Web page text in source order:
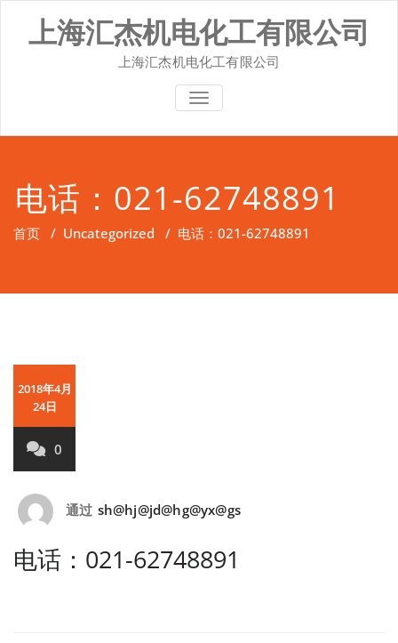
content上海汇杰机电化工有限公司
上海汇杰机电化工有限公司
切换导航
电话：021-62748891
首页 / Uncategorized / 电话：021-62748891
2018年4月
24日
0
通过 sh@hj@jd@hg@yx@gs
电话：021-62748891